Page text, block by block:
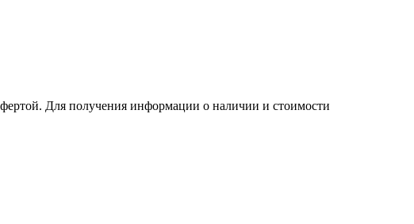
Для получения информации о наличии и стоимости